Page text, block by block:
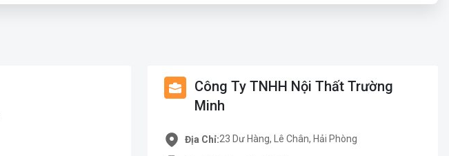
Công Ty TNHH Nội Thất Trường
Minh
Địa Chỉ:23 Dư Hàng, Lê Chân, Hải Phòng